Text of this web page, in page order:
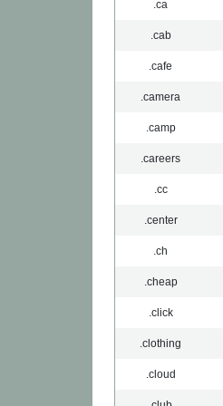
.ca
.cab
.cafe
.camera
.camp
.careers
.cc
.center
.ch
.cheap
.click
.clothing
.cloud